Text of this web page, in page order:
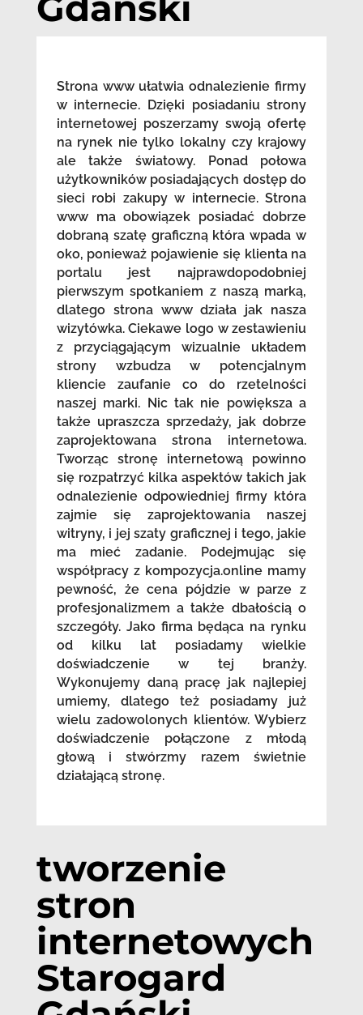
Strona www ułatwia odnalezienie firmy
w internecie. Dzięki posiadaniu strony
internetowej poszerzamy swoją ofertę
na rynek nie tylko lokalny czy krajowy
ale także światowy. Ponad połowa
użytkowników posiadających dostęp do
sieci robi zakupy w internecie. Strona
www ma obowiązek posiadać dobrze
dobraną szatę graficzną która wpada w
oko, ponieważ pojawienie się klienta na
portalu jest najprawdopodobniej
pierwszym spotkaniem z naszą marką,
dlatego strona www działa jak nasza
wizytówka. Ciekawe logo w zestawieniu
z przyciągającym wizualnie układem
strony wzbudza w potencjalnym
kliencie zaufanie co do rzetelności
naszej marki. Nic tak nie powiększa a
także upraszcza sprzedaży, jak dobrze
zaprojektowana strona internetowa.
Tworząc stronę internetową powinno
się rozpatrzyć kilka aspektów takich jak
odnalezienie odpowiedniej firmy która
zajmie się zaprojektowania naszej
witryny, i jej szaty graficznej i tego, jakie
ma mieć zadanie. Podejmując się
współpracy z kompozycja.online mamy
pewność, że cena pójdzie w parze z
profesjonalizmem a także dbałością o
szczegóły. Jako firma będąca na rynku
od kilku lat posiadamy wielkie
doświadczenie w tej branży.
Wykonujemy daną pracę jak najlepiej
umiemy, dlatego też posiadamy już
wielu zadowolonych klientów. Wybierz
doświadczenie połączone z młodą
głową i stwórzmy razem świetnie
działającą stronę.
tworzenie
stron
internetowych
Starogard